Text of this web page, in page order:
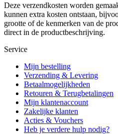
Deze verzendkosten worden
kunnen extra kosten ontstaan,
grootte of de kenmerken van de
direct in de productbeschrijving.
Service
Mijn bestelling
Verzending & Levering
Betaalmogelijkheden
Retouren & Terugbetalingen
Mijn klantenaccount
Zakelijke klanten
Acties & Vouchers
Heb je verdere hulp nodig?